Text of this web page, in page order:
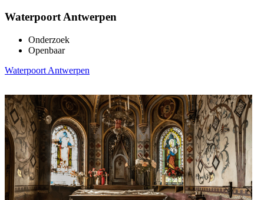
Waterpoort Antwerpen
Onderzoek
Openbaar
Waterpoort Antwerpen